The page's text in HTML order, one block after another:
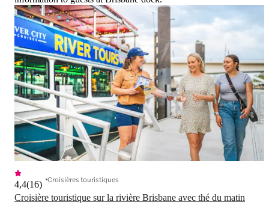
Croisière touristique sur la rivière Brisbane avec thé du matin
4,4(16) Croisières touristiques